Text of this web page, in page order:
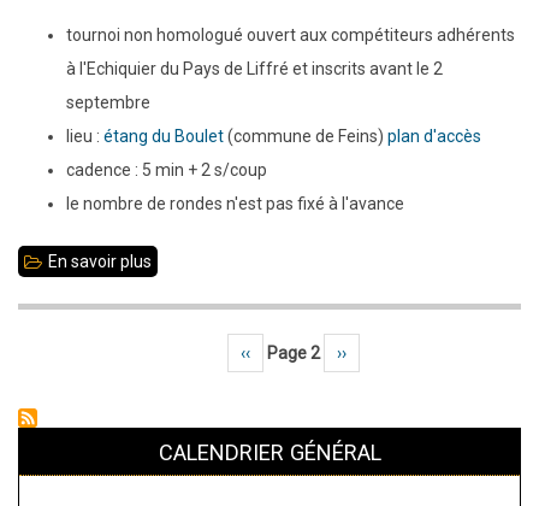
Jersiais
à
tournoi non homologué ouvert aux compétiteurs adhérents
à l'Echiquier du Pays de Liffré et inscrits avant le 2
septembre
lieu : étang du Boulet(commune de Feins) plan d'accès
cadence : 5 min + 2 s/coup
le nombre de rondes n'est pas fixé à l'avance
En savoir plus
tournoi
de
Page précédente
‹‹ Page 2 Page suivante
››
CALENDRIER GÉNÉRAL